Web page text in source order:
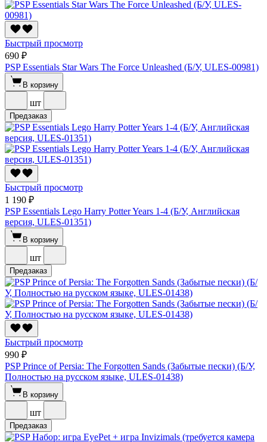
Быстрый просмотр
690 ₽
PSP Essentials Star Wars The Force Unleashed (Б/У, ULES-00981)
В корзину
шт
Предзаказ
Быстрый просмотр
1 190 ₽
PSP Essentials Lego Harry Potter Years 1-4 (Б/У, Английская
версия, ULES-01351)
В корзину
шт
Предзаказ
Быстрый просмотр
990 ₽
PSP Prince of Persia: The Forgotten Sands (Забытые пески) (Б/У,
Полностью на русском языке, ULES-01438)
В корзину
шт
Предзаказ